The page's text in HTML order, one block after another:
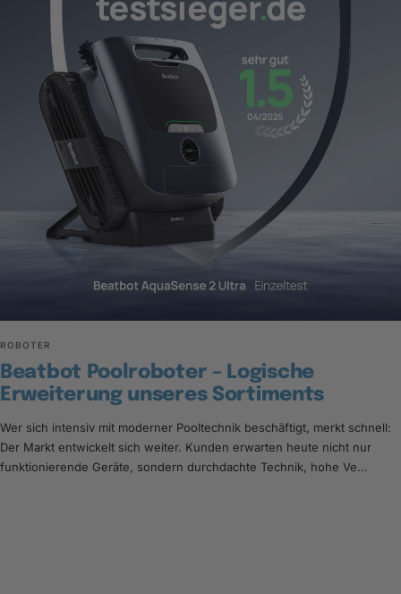
ROBOTER
Beatbot Poolroboter – Logische
Erweiterung unseres Sortiments
Wer sich intensiv mit moderner Pooltechnik beschäftigt, merkt schnell:
Der Markt entwickelt sich weiter. Kunden erwarten heute nicht nur
funktionierende Geräte, sondern durchdachte Technik, hohe Ve...